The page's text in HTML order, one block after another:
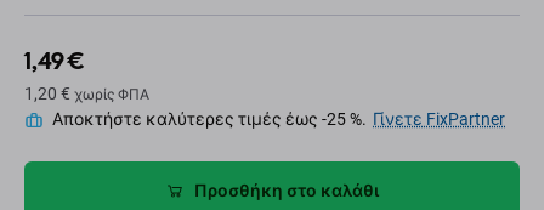
1,49 €
1,20 € χωρίς ΦΠΑ
Αποκτήστε καλύτερες τιμές έως -25 %. Γίνετε FixPartner
Προσθήκη στο καλάθι